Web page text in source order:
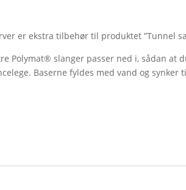
er ekstra tilbehør til produktet “Tunnel
Polymat® slanger passer ned i, sådan at
Baserne fyldes med vand og synker